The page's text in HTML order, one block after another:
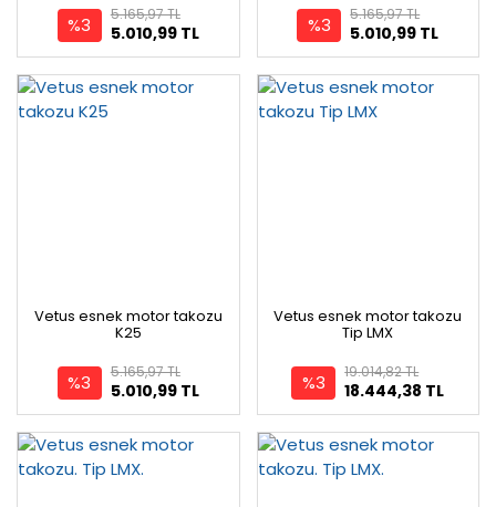
%3 5.010,99 TL
5.165,97 TL %3 5.010,99 TL
5.165,97 TL
Vetus esnek motor takozu
K25
%3 5.010,99 TL
5.165,97 TL
Vetus esnek motor takozu
Tip LMX
%3 18.444,38 TL
19.014,82 TL